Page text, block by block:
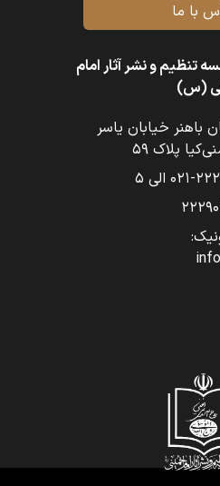
با ما
تنظیم و نشر آثار امام
(س)
باهنر خیابان یاسر
پلاک ۵۹